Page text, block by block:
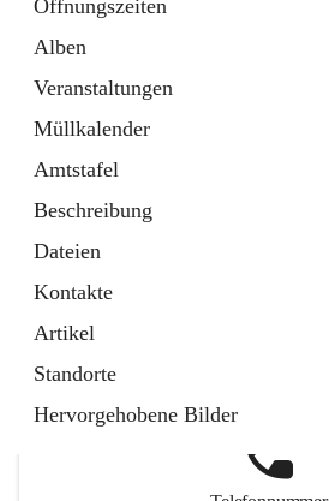
Öffnungszeiten
Alben
Veranstaltungen
Müllkalender
Amtstafel
Beschreibung
Dateien
Kontakte
Artikel
Standorte
Hervorgehobene Bilder
Tab
Kindergarten
öffnet
in
neuem
Tab